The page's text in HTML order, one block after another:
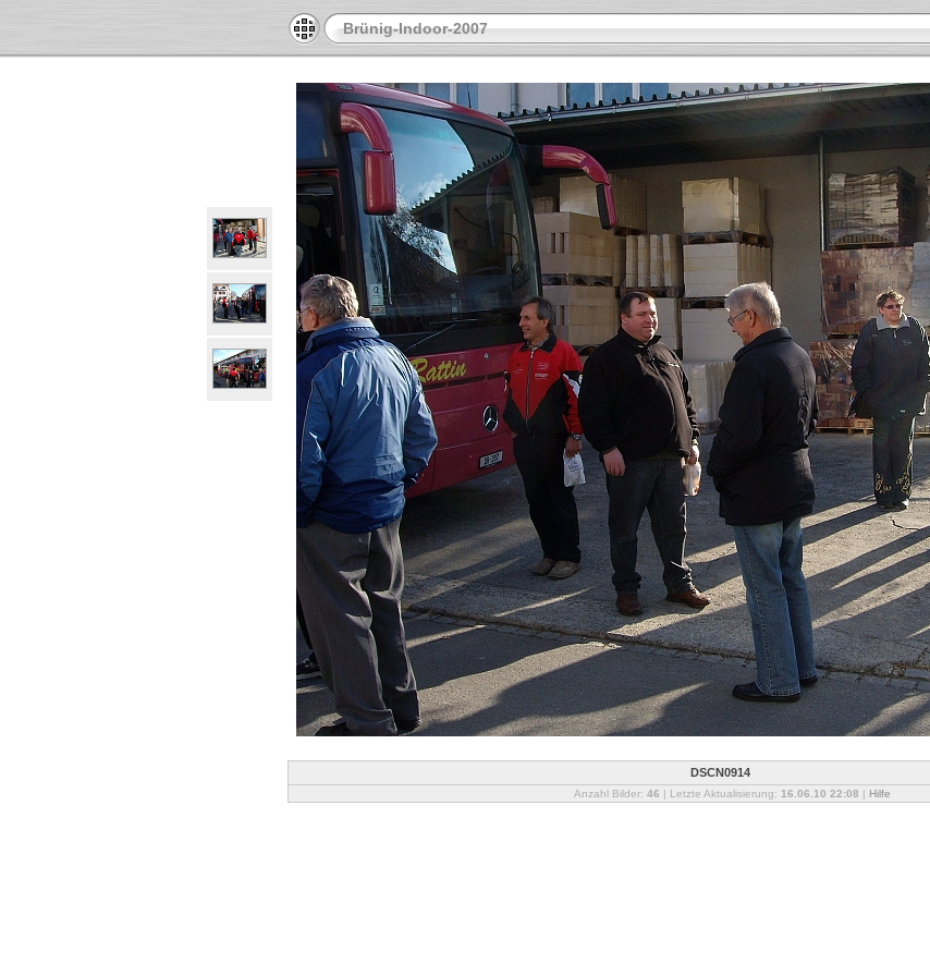
Brünig-Indoor-2007
DSCN0914
Anzahl Bilder: 46 | Letzte Aktualisierung: 16.06.10 22:08 | Hilfe